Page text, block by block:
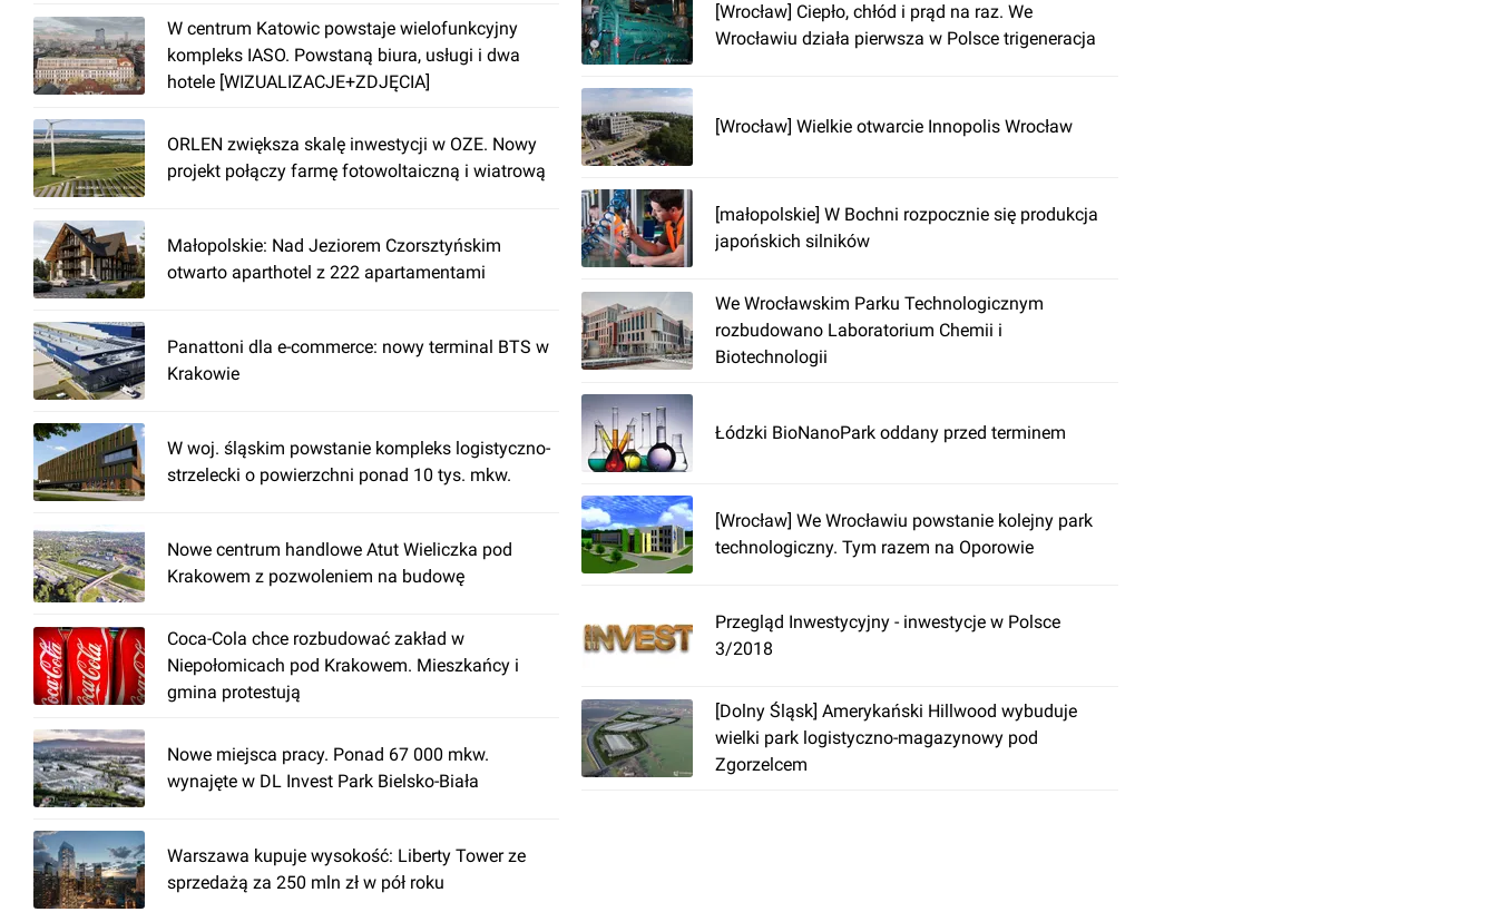
W centrum Katowic powstaje wielofunkcyjny
kompleks IASO. Powstaną biura, usługi i dwa
hotele [WIZUALIZACJE+ZDJĘCIA]
ORLEN zwiększa skalę inwestycji w OZE. Nowy
projekt połączy farmę fotowoltaiczną i wiatrową
Małopolskie: Nad Jeziorem Czorsztyńskim
otwarto aparthotel z 222 apartamentami
Panattoni dla e-commerce: nowy terminal BTS w
Krakowie
W woj. śląskim powstanie kompleks logistyczno-
strzelecki o powierzchni ponad 10 tys. mkw.
Nowe centrum handlowe Atut Wieliczka pod
Krakowem z pozwoleniem na budowę
Coca-Cola chce rozbudować zakład w
Niepołomicach pod Krakowem. Mieszkańcy i
gmina protestują
Nowe miejsca pracy. Ponad 67 000 mkw.
wynajęte w DL Invest Park Bielsko-Biała
Warszawa kupuje wysokość: Liberty Tower ze
sprzedażą za 250 mln zł w pół roku
[Wrocław] Ciepło, chłód i prąd na raz. We
Wrocławiu działa pierwsza w Polsce trigeneracja
[Wrocław] Wielkie otwarcie Innopolis Wrocław
[małopolskie] W Bochni rozpocznie się produkcja
japońskich silników
We Wrocławskim Parku Technologicznym
rozbudowano Laboratorium Chemii i
Biotechnologii
Łódzki BioNanoPark oddany przed terminem
[Wrocław] We Wrocławiu powstanie kolejny park
technologiczny. Tym razem na Oporowie
Przegląd Inwestycyjny - inwestycje w Polsce
3/2018
[Dolny Śląsk] Amerykański Hillwood wybuduje
wielki park logistyczno-magazynowy pod
Zgorzelcem